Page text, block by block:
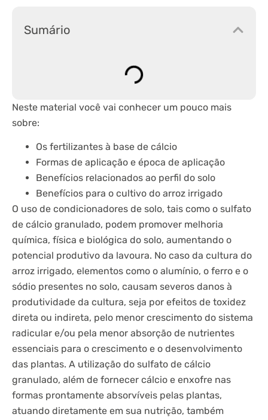
Sumário
Neste material você vai conhecer um pouco mais
sobre:
Os fertilizantes à base de cálcio
Formas de aplicação e época de aplicação
Benefícios relacionados ao perfil do solo
Benefícios para o cultivo do arroz irrigado
O uso de condicionadores de solo, tais como o sulfato
de cálcio granulado, podem promover melhoria
química, física e biológica do solo, aumentando o
potencial produtivo da lavoura. No caso da cultura do
arroz irrigado, elementos como o alumínio, o ferro e o
sódio presentes no solo, causam severos danos à
produtividade da cultura, seja por efeitos de toxidez
direta ou indireta, pelo menor crescimento do sistema
radicular e/ou pela menor absorção de nutrientes
essenciais para o crescimento e o desenvolvimento
das plantas. A utilização do sulfato de cálcio
granulado, além de fornecer cálcio e enxofre nas
formas prontamente absorvíveis pelas plantas,
atuando diretamente em sua nutrição, também